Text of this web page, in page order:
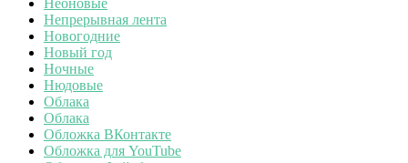
Непрерывная лента
Новогодние
Новый год
Ночные
Нюдовые
Облака
Облака
Обложка ВКонтакте
Обложка для YouTube